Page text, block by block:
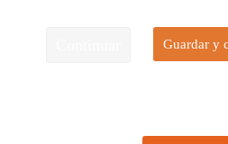
Guardar y